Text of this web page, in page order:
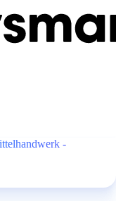
-